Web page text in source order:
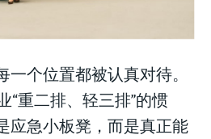
个位置都被认真对待。
“重二排、轻三排”的惯
应急小板凳，而是真正能